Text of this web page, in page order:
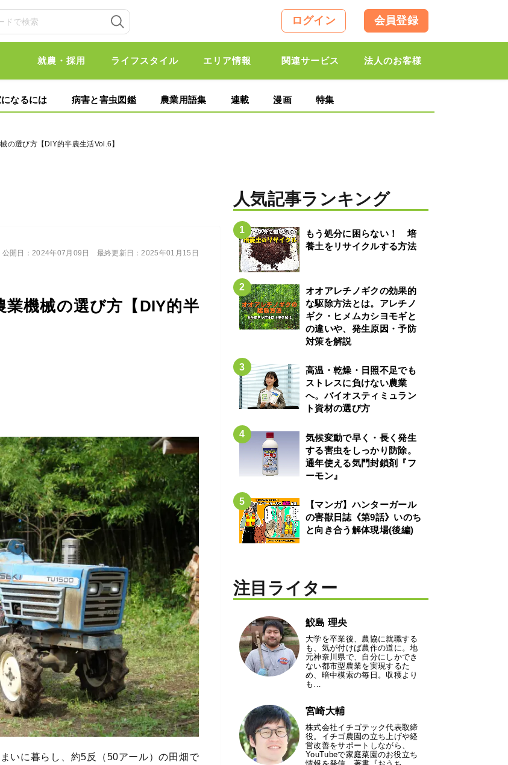
ログイン 会員登録
就農・採用 ライフスタイル エリア情報 関連サービス 法人のお客様
なるには 病害と害虫図鑑 農業用語集 連載 漫画 特集
の選び方【DIY的半農生活Vol.6】
業機械の選び方【DIY的半
公開日：2024年07月09日 最終更新日：2025年01月15日
いに暮らし、約5反（50アール）の田畑で
人気記事ランキング
もう処分に困らない！ 培
養土をリサイクルする方法
オオアレチノギクの効果的
な駆除方法とは。アレチノ
ギク・ヒメムカシヨモギと
の違いや、発生原因・予防
対策を解説
高温・乾燥・日照不足でも
ストレスに負けない農業
へ。バイオスティミュラン
ト資材の選び方
気候変動で早く・長く発生
する害虫をしっかり防除。
通年使える気門封鎖剤『フ
ーモン』
【マンガ】ハンターガール
の害獣日誌《第9話》いのち
と向き合う解体現場(後編)
注目ライター
鮫島 理央
大学を卒業後、農協に就職する
も、気が付けば農作の道に。地
元神奈川県で、自分にしかでき
ない都市型農業を実現するた
め、暗中模索の毎日。収穫より
も…
宮崎大輔
株式会社イチゴテック代表取締
役。イチゴ農園の立ち上げや経
営改善をサポートしながら、
YouTubeで家庭菜園のお役立ち